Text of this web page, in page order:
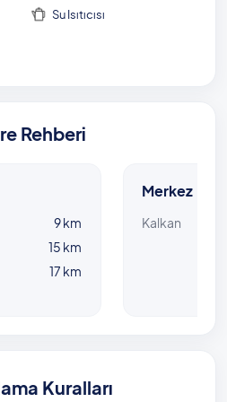
Su Isıtıcısı
Rehberi
9 km
15 km
17 km
Merkez
Kalkan
Kuralları